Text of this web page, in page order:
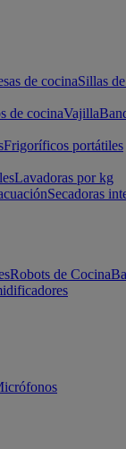
de cocinaSillas
de cocinaVajilla
Frigoríficos portátiles
Lavadoras por kg
Secadoras
Robots de Cocina